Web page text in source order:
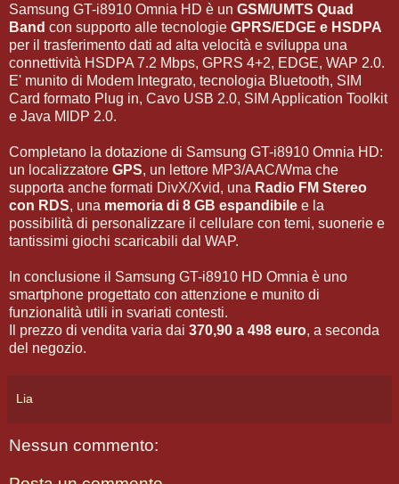
Samsung GT-i8910 Omnia HD è un GSM/UMTS Quad
Band con supporto alle tecnologie GPRS/EDGE e HSDPA
per il trasferimento dati ad alta velocità e sviluppa una
connettività HSDPA 7.2 Mbps, GPRS 4+2, EDGE, WAP 2.0.
E' munito di Modem Integrato, tecnologia Bluetooth, SIM
Card formato Plug in, Cavo USB 2.0, SIM Application Toolkit
e Java MIDP 2.0.
Completano la dotazione di Samsung GT-i8910 Omnia HD:
un localizzatore GPS, un lettore MP3/AAC/Wma che
supporta anche formati DivX/Xvid, una Radio FM Stereo
con RDS, una memoria di 8 GB espandibile e la
possibilità di personalizzare il cellulare con temi, suonerie e
tantissimi giochi scaricabili dal WAP.
In conclusione il Samsung GT-i8910 HD Omnia è uno
smartphone progettato con attenzione e munito di
funzionalità utili in svariati contesti.
Il prezzo di vendita varia dai 370,90 a 498 euro, a seconda
del negozio.
Lia
Nessun commento: